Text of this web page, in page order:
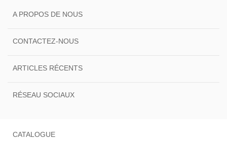
A PROPOS DE NOUS
CONTACTEZ-NOUS
ARTICLES RÉCENTS
RÉSEAU SOCIAUX
CATALOGUE